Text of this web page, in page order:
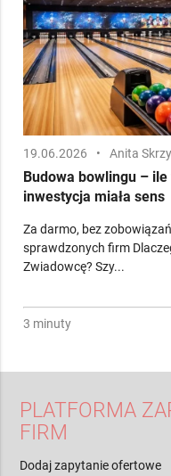
19.06.2026 • Anita
Budowa bowlingu –
inwestycja miała sens
Za darmo, bez
sprawdzonych firm
Zwiadowcę? Szy...
3 minuty
PLATFORMA
FIRM
Dodaj zapytanie ofertowe